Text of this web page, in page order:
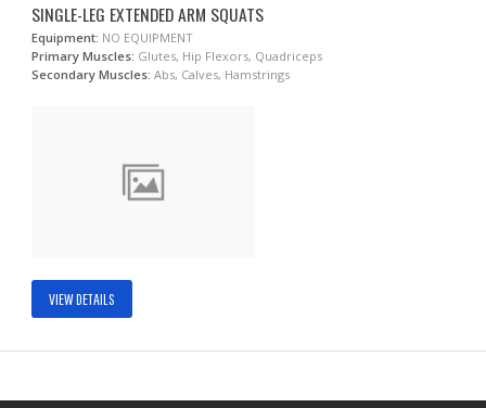
SINGLE-LEG EXTENDED ARM SQUATS
Equipment: NO EQUIPMENT
Primary Muscles: Glutes, Hip Flexors, Quadriceps
Secondary Muscles: Abs, Calves, Hamstrings
VIEW DETAILS